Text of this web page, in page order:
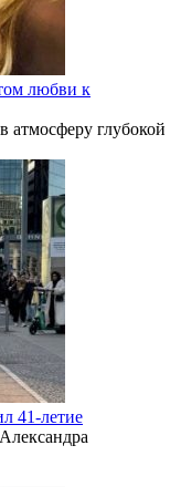
любви к
атмосферу глубокой
41-летие